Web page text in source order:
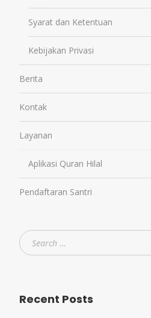
Syarat dan Ketentuan
Kebijakan Privasi
Berita
Kontak
Layanan
Aplikasi Quran Hilal
Pendaftaran Santri
Recent Posts